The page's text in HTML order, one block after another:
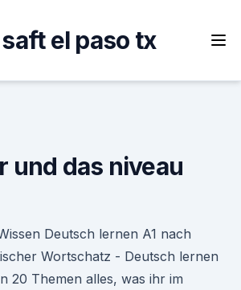
el paso tx
und das niveau
Deutsch lernen A1 nach
Wortschatz - Deutsch lernen
20 Themen alles, was ihr im